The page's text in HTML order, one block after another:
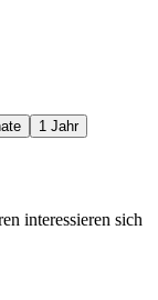
interessieren sich